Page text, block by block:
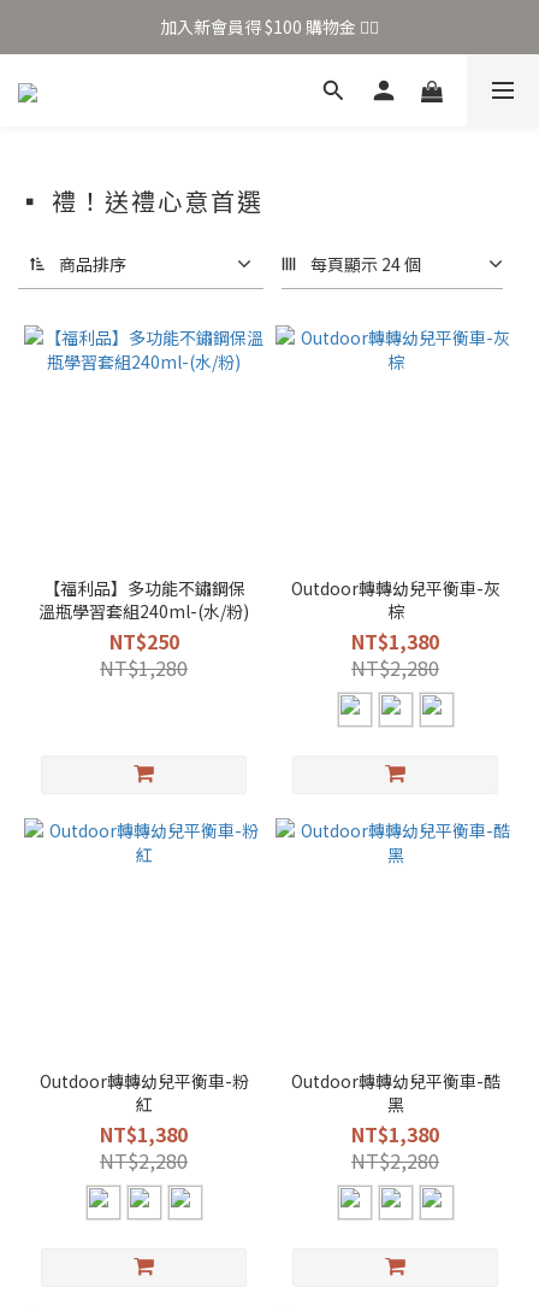
加入新會員得 $100 購物金 👉🏻
加入新會員得 $100 購物金 👉🏻
全站滿 $699 享免運
▪ 禮！送禮心意首選
商品排序 每頁顯示 24 個
【福利品】多功能不鏽鋼保
溫瓶學習套組240ml-(水/粉)
NT$250
NT$1,280
Outdoor轉轉幼兒平衡車-灰
棕
NT$1,380
NT$2,280
Outdoor轉轉幼兒平衡車-粉
紅
NT$1,380
NT$2,280
Outdoor轉轉幼兒平衡車-酷
黑
NT$1,380
NT$2,280